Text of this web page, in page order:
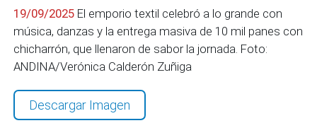
19/09/2025 El emporio textil celebró a lo grande con
música, danzas y la entrega masiva de 10 mil panes con
chicharrón, que llenaron de sabor la jornada. Foto:
ANDINA/Verónica Calderón Zuñiga
Descargar Imagen